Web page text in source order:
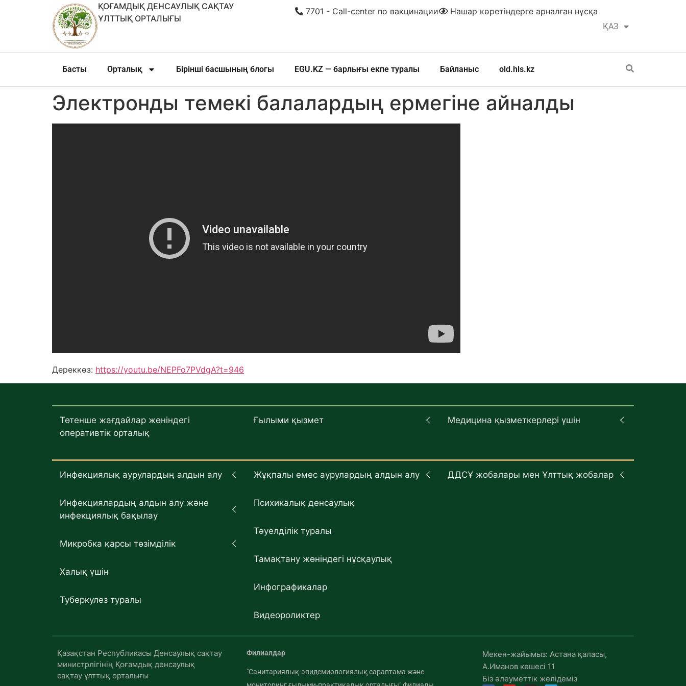
ҚОҒАМДЫҚ ДЕНСАУЛЫҚ САҚТАУ
ҰЛТТЫҚ ОРТАЛЫҒЫ
ҚАЗ
РУС
Нашар көретіндерге арналған нұсқа
7701 - Call-center по вакцинации
Басты Орталық Бірінші басшының блогы EGU.KZ — барлығы екпе туралы Байланыс old.hls.kz
Электронды темекі балалардың ермегіне айналды
Дереккөз: https://youtu.be/NEPFo7PVdgA?t=946
Төтенше жағдайлар жөніндегі
оперативтік орталық
Ғылыми қызмет Медицина қызметкерлері үшін
Инфекциялық аурулардың алдын алу
Инфекциялардың алдын алу және
инфекциялық бақылау
Микробка қарсы төзімділік
Халық үшін
Туберкулез туралы
Жұқпалы емес аурулардың алдын алу
Психикалық денсаулық
Тәуелділік туралы
Тамақтану жөніндегі нұсқаулық
Инфографикалар
Видеороликтер
ДДСҰ жобалары мен Ұлттық жобалар
Қазақстан Республикасы Денсаулық сақтау
министрлігінің Қоғамдық денсаулық
сақтау ұлттық орталығы
Филиалдар
"Санитариялық-эпидемиологиялық сараптама және
Мекен-жайымыз: Астана қаласы,
А.Иманов көшесі 11
Біз әлеуметтік желідеміз